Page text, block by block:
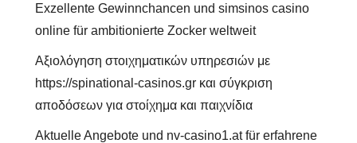
Exzellente Gewinnchancen und simsinos casino
online für ambitionierte Zocker weltweit
Αξιολόγηση στοιχηματικών υπηρεσιών με
https://spinational-casinos.gr και σύγκριση
αποδόσεων για στοίχημα και παιχνίδια
Aktuelle Angebote und nv-casino1.at für erfahrene